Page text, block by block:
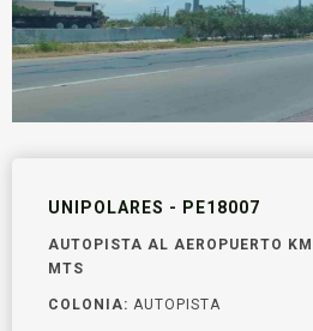
UNIPOLARES - PE18007
AUTOPISTA AL AEROPUERTO
MTS
COLONIA: AUTOPISTA